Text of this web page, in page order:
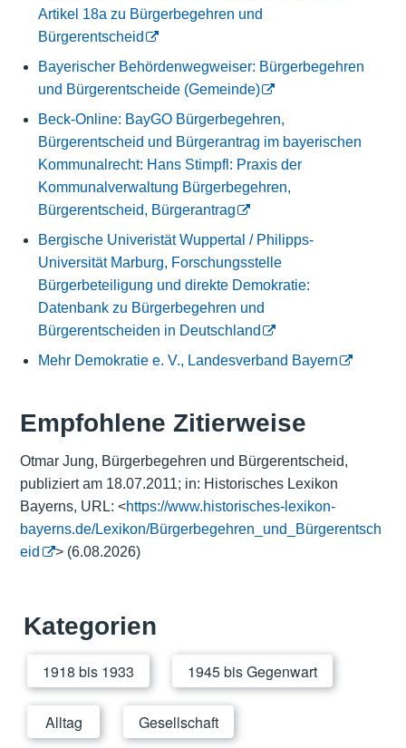
Artikel 18a zu Bürgerbegehren und
Bürgerentscheid
Bayerischer Behördenwegweiser: Bürgerbegehren
und Bürgerentscheide (Gemeinde)
Beck-Online: BayGO Bürgerbegehren,
Bürgerentscheid und Bürgerantrag im bayerischen
Kommunalrecht: Hans Stimpfl: Praxis der
Kommunalverwaltung Bürgerbegehren,
Bürgerentscheid, Bürgerantrag
Bergische Univeristät Wuppertal / Philipps-
Universität Marburg, Forschungsstelle
Bürgerbeteiligung und direkte Demokratie:
Datenbank zu Bürgerbegehren und
Bürgerentscheiden in Deutschland
Mehr Demokratie e. V., Landesverband Bayern
Empfohlene Zitierweise
Otmar Jung, Bürgerbegehren und Bürgerentscheid,
publiziert am 18.07.2011; in: Historisches Lexikon
Bayerns, URL: <https://www.historisches-lexikon-
bayerns.de/Lexikon/Bürgerbegehren_und_Bürgerentsch
eid
> (6.08.2026)
Kategorien
1918 bis 1933 1945 bis Gegenwart
Alltag Gesellschaft